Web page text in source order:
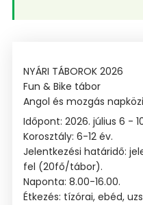
NYÁRI TÁBOROK 2026
Fun & Bike tábor
Angol és mozgás
Időpont: 2026. július 6 -
Korosztály: 6-12 év.
Jelentkezési határidő:
fel (20fő/tábor).
Naponta: 8.00-16.00.
Étkezés: tízórai, ebéd,